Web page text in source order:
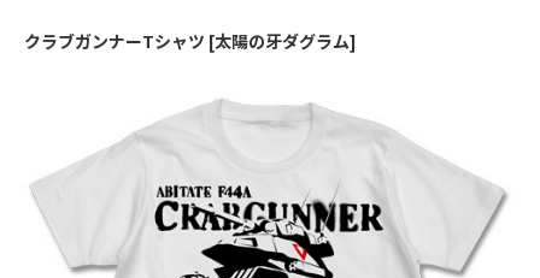
クラブガンナーTシャツ [太陽の牙ダグラム]